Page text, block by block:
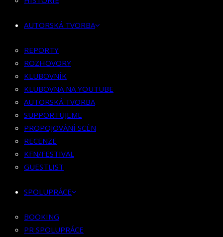
KLUBOVNA NA YOUTUBE
SUPPORTUJEME
PROPOJOVÁNÍ SCÉN
RECENZE
KFN/FESTIVAL
GUESTLIST
SPOLUPRÁCE
BOOKING
PR SPOLUPRÁCE
MERCH
AUTORSKÁ TVORBA
REPORTY
ROZHOVORY
KLUBOVNÍK
KLUBOVNA NA YOUTUBE
AUTORSKÁ TVORBA
SUPPORTUJEME
PROPOJOVÁNÍ SCÉN
RECENZE
KFN/FESTIVAL
GUESTLIST
SPOLUPRÁCE
BOOKING
PR SPOLUPRÁCE